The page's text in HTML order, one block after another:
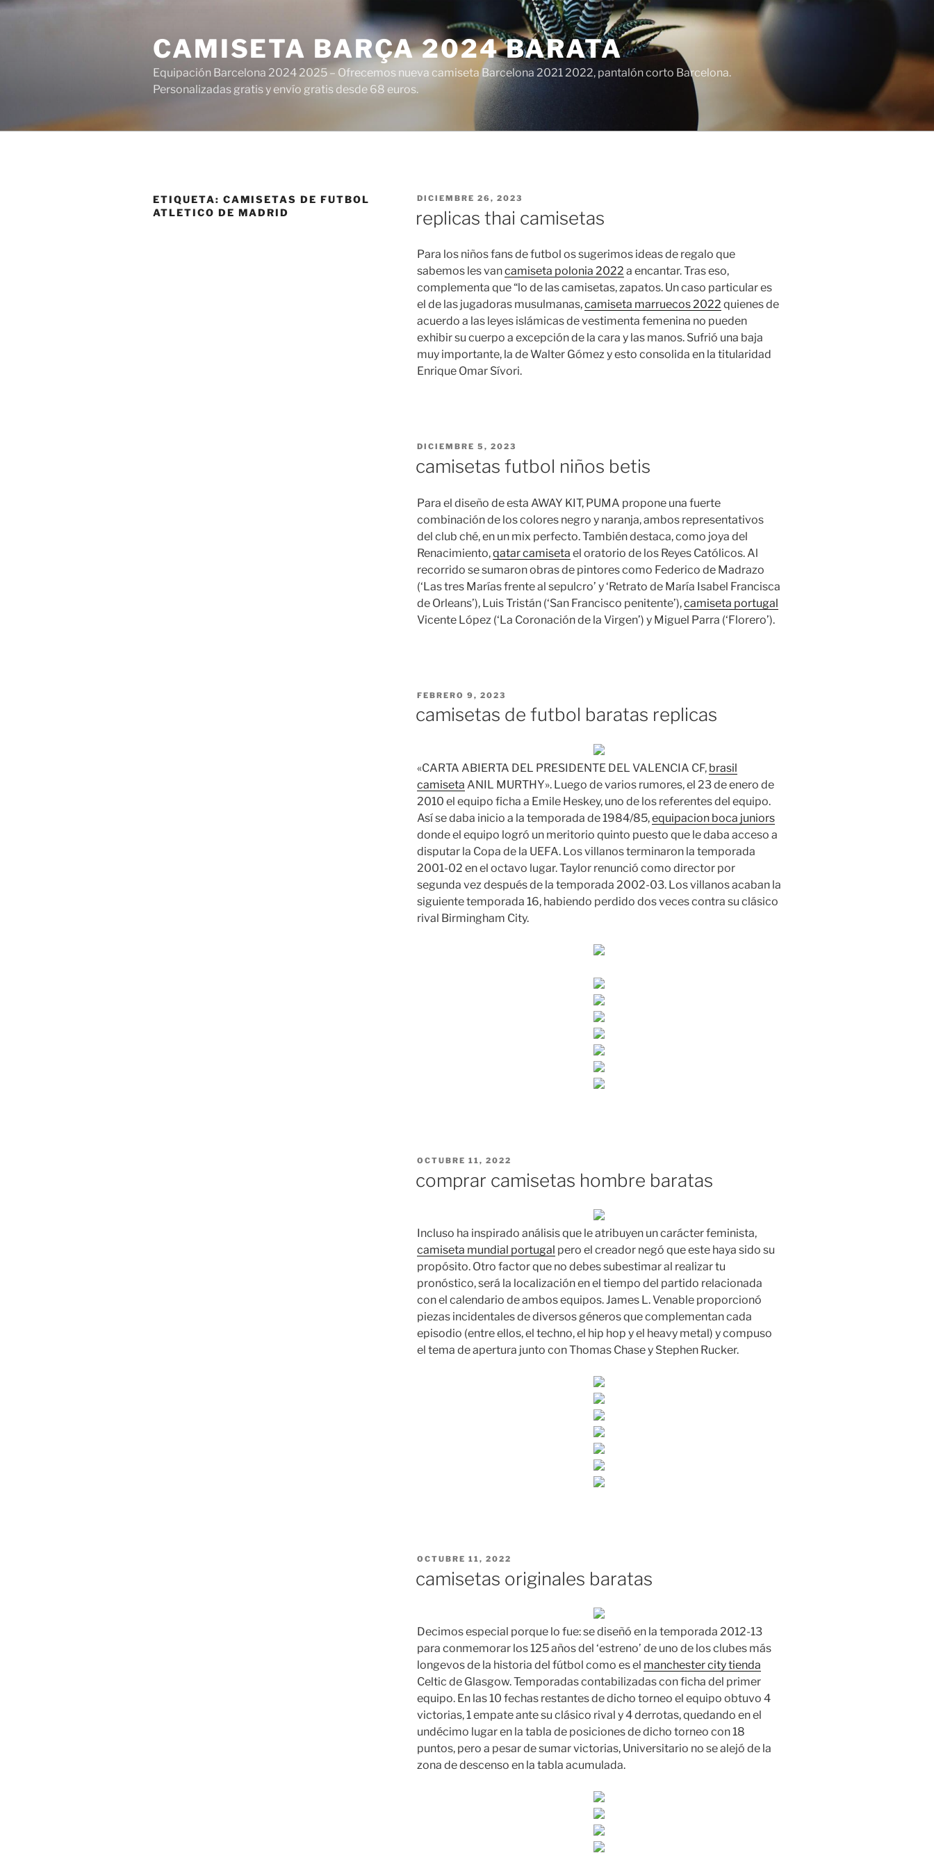
Saltar
CAMISETA BARÇA 2024 BARATA
Equipación Barcelona 2024 2025 – Ofrecemos nueva camiseta Barcelona 2021 2022, pantalón corto Barcelona.
Personalizadas gratis y envío gratis desde 68 euros.
ETIQUETA: CAMISETAS DE FUTBOL
ATLETICO DE MADRID
PUBLICADO
DICIEMBRE 26, 2023
replicas thai camisetas
Para los niños fans de futbol os sugerimos ideas de regalo que
sabemos les vancamiseta polonia 2022 a encantar. Tras eso,
complementa que “lo de las camisetas, zapatos. Un caso particular es
el de las jugadoras musulmanas,camiseta marruecos 2022 quienes de
acuerdo a las leyes islámicas de vestimenta femenina no pueden
exhibir su cuerpo a excepción de la cara y las manos. Sufrió una baja
muy importante, la de Walter Gómez y esto consolida en la titularidad
Enrique Omar Sívori.
PUBLICADO
DICIEMBRE 5, 2023
camisetas futbol niños betis
Para el diseño de esta AWAY KIT, PUMA propone una fuerte
combinación de los colores negro y naranja, ambos representativos
del club ché, en un mix perfecto. También destaca, como joya del
Renacimiento,qatar camiseta el oratorio de los Reyes Católicos. Al
recorrido se sumaron obras de pintores como Federico de Madrazo
(‘Las tres Marías frente al sepulcro’ y ‘Retrato de María Isabel Francisca
de Orleans’), Luis Tristán (‘San Francisco penitente’),camiseta portugal
Vicente López (‘La Coronación de la Virgen’) y Miguel Parra (‘Florero’).
PUBLICADO
FEBRERO 9, 2023
camisetas de futbol baratas replicas
«CARTA ABIERTA DEL PRESIDENTE DEL VALENCIA CF, brasil
camiseta ANIL MURTHY». Luego de varios rumores, el 23 de enero de
2010 el equipo ficha a Emile Heskey, uno de los referentes del equipo.
Así se daba inicio a la temporada de 1984/85,equipacion boca juniors
donde el equipo logró un meritorio quinto puesto que le daba acceso a
disputar la Copa de la UEFA. Los villanos terminaron la temporada
2001-02 en el octavo lugar. Taylor renunció como director por
segunda vez después de la temporada 2002-03. Los villanos acaban la
siguiente temporada 16, habiendo perdido dos veces contra su clásico
rival Birmingham City.
PUBLICADO
OCTUBRE 11, 2022
comprar camisetas hombre baratas
Incluso ha inspirado análisis que le atribuyen un carácter feminista,
camiseta mundial portugal pero el creador negó que este haya sido su
propósito. Otro factor que no debes subestimar al realizar tu
pronóstico, será la localización en el tiempo del partido relacionada
con el calendario de ambos equipos. James L. Venable proporcionó
piezas incidentales de diversos géneros que complementan cada
episodio (entre ellos, el techno, el hip hop y el heavy metal) y compuso
el tema de apertura junto con Thomas Chase y Stephen Rucker.
PUBLICADO
OCTUBRE 11, 2022
camisetas originales baratas
Decimos especial porque lo fue: se diseñó en la temporada 2012-13
para conmemorar los 125 años del ‘estreno’ de uno de los clubes más
longevos de la historia del fútbol como es el manchester city tienda
Celtic de Glasgow. Temporadas contabilizadas con ficha del primer
equipo. En las 10 fechas restantes de dicho torneo el equipo obtuvo 4
victorias, 1 empate ante su clásico rival y 4 derrotas, quedando en el
undécimo lugar en la tabla de posiciones de dicho torneo con 18
puntos, pero a pesar de sumar victorias, Universitario no se alejó de la
zona de descenso en la tabla acumulada.